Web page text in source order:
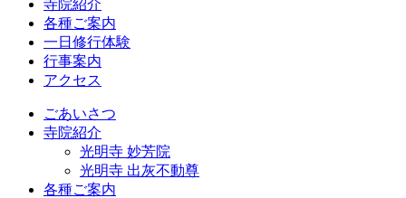
寺院紹介
各種ご案内
一日修行体験
行事案内
アクセス
ごあいさつ
寺院紹介
光明寺 妙芳院
光明寺 出灰不動尊
各種ご案内